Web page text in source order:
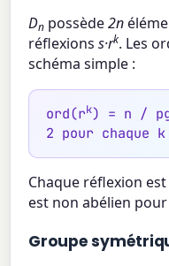
Dn possède2n
réflexionss·rk. Les
schéma simple :
ord(rk) = n /
2 pour chaque k
Chaque réflexion
est non abélien
Groupe